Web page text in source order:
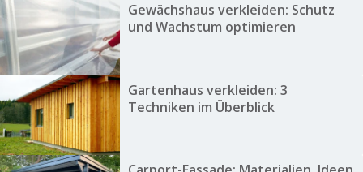
Gewächshaus verkleiden: Schutz
und Wachstum optimieren
Gartenhaus verkleiden: 3
Techniken im Überblick